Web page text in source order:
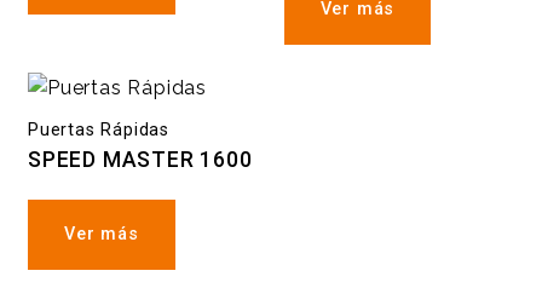
Ver más
Puertas Rápidas
SPEED MASTER 1600
Ver más